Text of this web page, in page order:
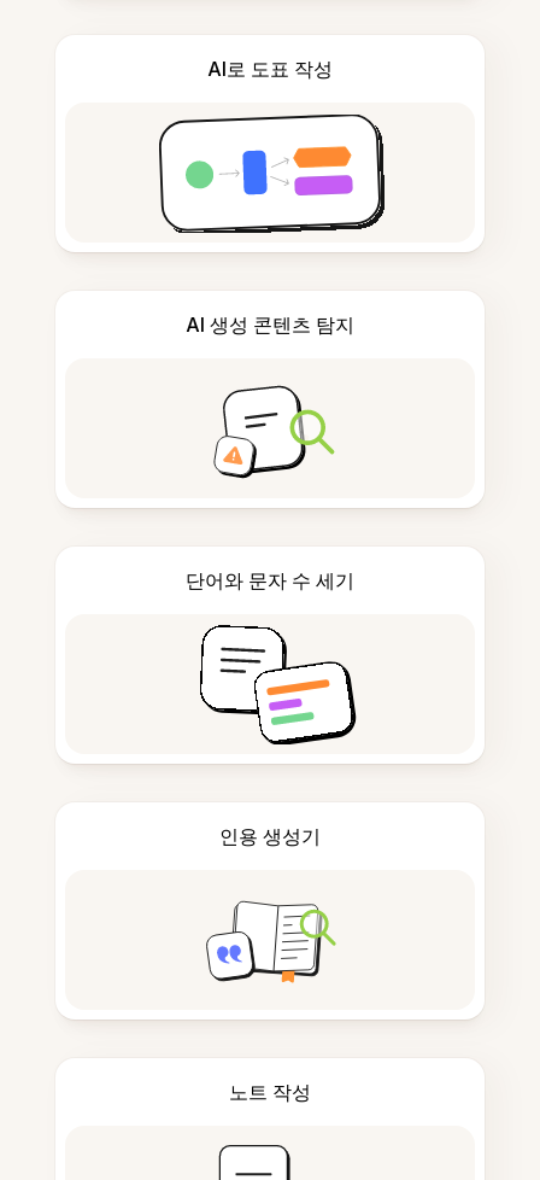
AI로 도표 작성
AI 생성 콘텐츠 탐지
단어와 문자 수 세기
인용 생성기
노트 작성